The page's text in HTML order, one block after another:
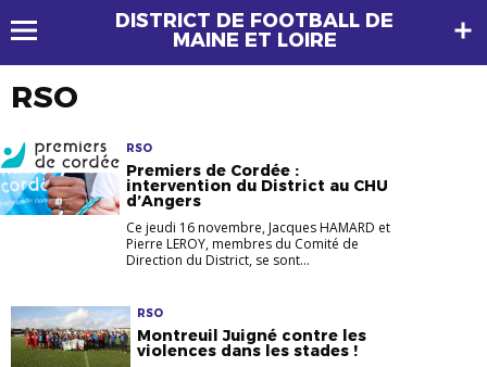
DISTRICT DE FOOTBALL DE
MAINE ET LOIRE
RSO
RSO
Premiers de Cordée :
intervention du District au CHU
d’Angers
Ce jeudi 16 novembre, Jacques HAMARD et
Pierre LEROY, membres du Comité de
Direction du District, se sont...
RSO
Montreuil Juigné contre les
violences dans les stades !